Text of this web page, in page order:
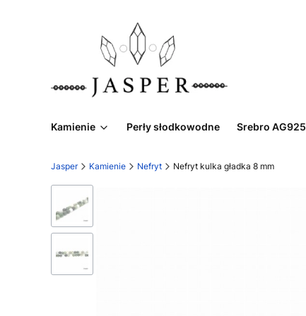
Kamienie Perły słodkowodne Srebro AG925
Jasper Kamienie Nefryt Nefryt kulka gładka 8 mm